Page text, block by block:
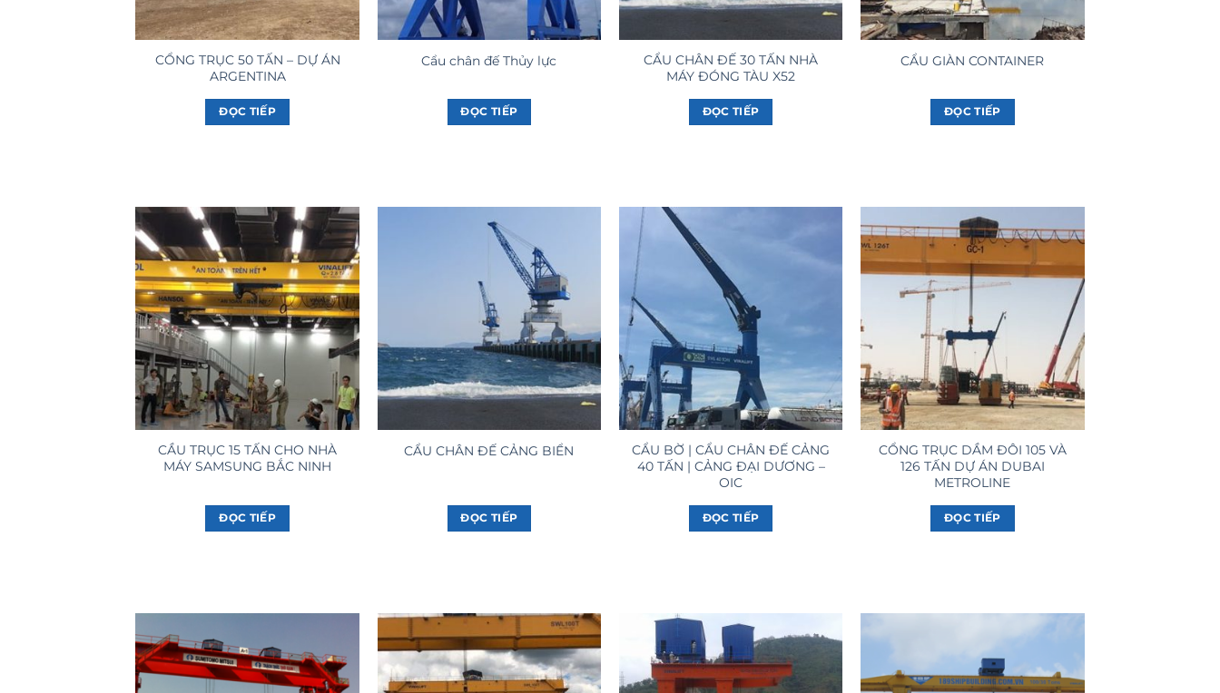
CỔNG TRỤC 50 TẤN – DỰ ÁN
ARGENTINA
ĐỌC TIẾP
Cẩu chân đế Thủy lực
ĐỌC TIẾP
CẨU CHÂN ĐẾ 30 TẤN NHÀ
MÁY ĐÓNG TÀU X52
ĐỌC TIẾP
CẨU GIÀN CONTAINER
ĐỌC TIẾP
CẦU TRỤC 15 TẤN CHO NHÀ
MÁY SAMSUNG BẮC NINH
ĐỌC TIẾP
CẨU CHÂN ĐẾ CẢNG BIỂN
ĐỌC TIẾP
CẨU BỜ | CẨU CHÂN ĐẾ CẢNG
40 TẤN | CẢNG ĐẠI DƯƠNG –
OIC
ĐỌC TIẾP
CỔNG TRỤC DẦM ĐÔI 105 VÀ
126 TẤN DỰ ÁN DUBAI
METROLINE
ĐỌC TIẾP